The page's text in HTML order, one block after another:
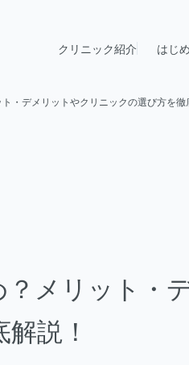
クリニック紹介 はじ
・デメリットやクリニックの選び方を徹
メリット・
説！